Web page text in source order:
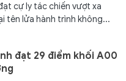
cự ly tác chiến vượt xa
tên lửa hành trình không...
đạt 29 điểm khối A00